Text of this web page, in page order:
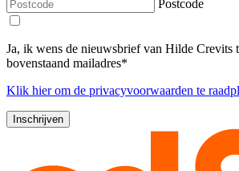
Postcode
Ja, ik wens de nieuwsbrief van Hilde Crevits
bovenstaand mailadres*
Klik hierom de privacyvoorwaarden te